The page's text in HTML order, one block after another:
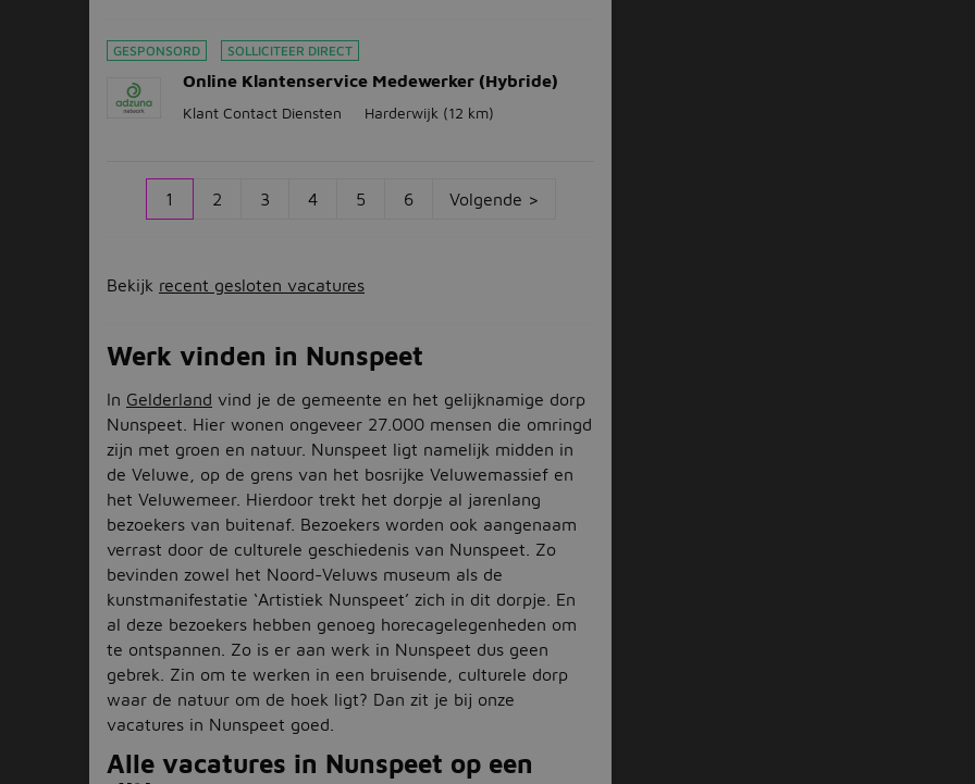
GESPONSORD SOLLICITEER DIRECT
Online Klantenservice Medewerker (Hybride)
Klant Contact Diensten Harderwijk (12 km)
1 2 3 4 5 6 Volgende >
Bekijk recent gesloten vacatures
Werk vinden in Nunspeet
In Gelderland vind je de gemeente en het gelijknamige dorp
Nunspeet. Hier wonen ongeveer 27.000 mensen die omringd
zijn met groen en natuur. Nunspeet ligt namelijk midden in
de Veluwe, op de grens van het bosrijke Veluwemassief en
het Veluwemeer. Hierdoor trekt het dorpje al jarenlang
bezoekers van buitenaf. Bezoekers worden ook aangenaam
verrast door de culturele geschiedenis van Nunspeet. Zo
bevinden zowel het Noord-Veluws museum als de
kunstmanifestatie ‘Artistiek Nunspeet’ zich in dit dorpje. En
al deze bezoekers hebben genoeg horecagelegenheden om
te ontspannen. Zo is er aan werk in Nunspeet dus geen
gebrek. Zin om te werken in een bruisende, culturele dorp
waar de natuur om de hoek ligt? Dan zit je bij onze
vacatures in Nunspeet goed.
Alle vacatures in Nunspeet op een